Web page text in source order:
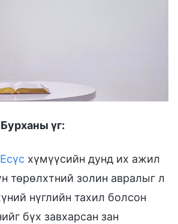
үг:
Есүс хүмүүсийн дунд их ажил
төрөлхтний золин авралыг л
нүглийн тахил болсон
бүх завхарсан зан